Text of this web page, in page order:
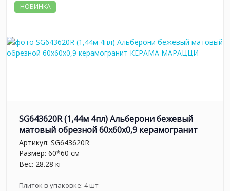
НОВИНКА
SG643620R (1,44м 4пл) Альберони бежевый
матовый обрезной 60x60x0,9 керамогранит
Артикул: SG643620R
Размер: 60*60 см
Вес: 28.28 кг
Плиток в упаковке: 4шт